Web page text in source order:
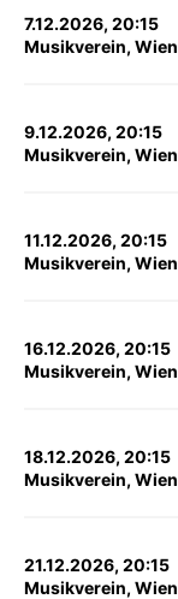
7.12.2026, 20:15
Musikverein, Wien
9.12.2026, 20:15
Musikverein, Wien
11.12.2026, 20:15
Musikverein, Wien
16.12.2026, 20:15
Musikverein, Wien
18.12.2026, 20:15
Musikverein, Wien
21.12.2026, 20:15
Musikverein, Wien